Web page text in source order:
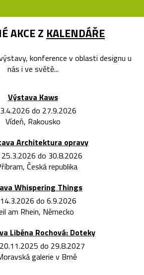
AKCE Z KALENDÁŘE
konference v oblasti designu u
nás i ve světě...
Výstava Kaws
do 27.9.2026
Vídeň, Rakousko
Architektura opravy
do 30.8.2026
Česká republika
Whispering Things
do 6.9.2026
am Rhein, Německo
Liběna Rochová: Doteky
do 29.8.2027
galerie v Brně